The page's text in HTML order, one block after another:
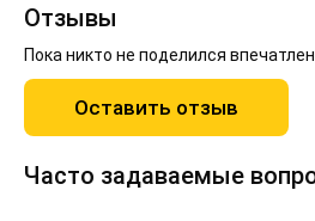
Отзывы
Пока никто не поделился
Оставить отзыв
Часто задаваемые